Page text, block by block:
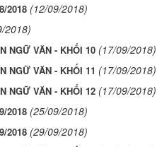
2018 (12/09/2018)
2018)
NGỮ VĂN - KHỐI 10 (17/09/2018)
NGỮ VĂN - KHỐI 11 (17/09/2018)
NGỮ VĂN - KHỐI 12 (17/09/2018)
2018 (25/09/2018)
2018 (29/09/2018)